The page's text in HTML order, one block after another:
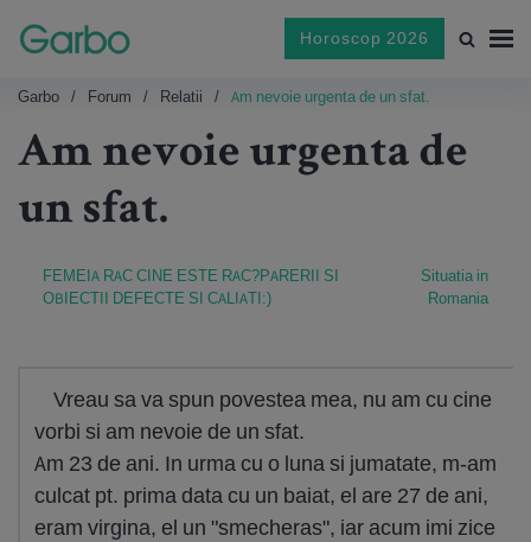
Horoscop 2026
Garbo Forum Relatii Am nevoie urgenta de un sfat.
Am nevoie urgenta de
un sfat.
FEMEIA RAC CINE ESTE RAC?PARERII SI
OBIECTII DEFECTE SI CALIATI:)
Situatia in
Romania
Vreau sa va spun povestea mea, nu am cu cine
vorbi si am nevoie de un sfat.
Am 23 de ani. In urma cu o luna si jumatate, m-am
culcat pt. prima data cu un baiat, el are 27 de ani,
eram virgina, el un "smecheras", iar acum imi zice